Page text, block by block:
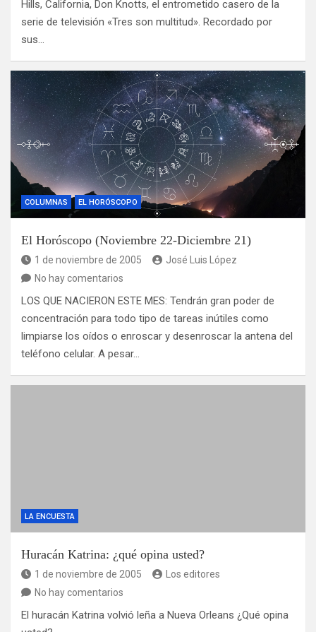
Hills, California, Don Knotts, el entrometido casero de la
serie de televisión «Tres son multitud». Recordado por
sus…
COLUMNAS EL HORÓSCOPO
El Horóscopo (Noviembre 22-Diciembre 21)
1 de noviembre de 2005
José Luis López
No hay comentarios
LOS QUE NACIERON ESTE MES: Tendrán gran poder de
concentración para todo tipo de tareas inútiles como
limpiarse los oídos o enroscar y desenroscar la antena del
teléfono celular. A pesar…
LA ENCUESTA
Huracán Katrina: ¿qué opina usted?
1 de noviembre de 2005
Los editores
No hay comentarios
El huracán Katrina volvió leña a Nueva Orleans ¿Qué opina